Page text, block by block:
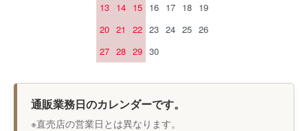
13 14 15 16 17 18 19
20 21 22 23 24 25 26
27 28 29 30
通販業務日のカレンダーです。
※直売店の営業日とは異なります。